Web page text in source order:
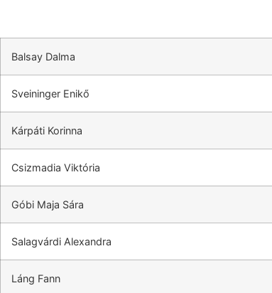
Balsay Dalma
Sveininger Enikő
Kárpáti Korinna
Csizmadia Viktória
Góbi Maja Sára
Salagvárdi Alexandra
Láng Fann